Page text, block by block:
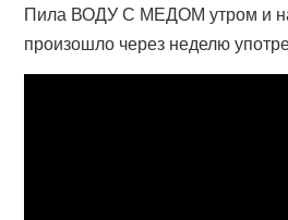
Пила ВОДУ С МЕДОМ утром и
произошло через неделю